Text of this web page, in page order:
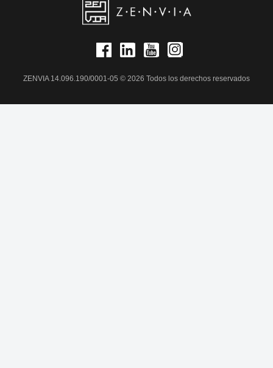
ZENVIA 14.096.190/0001-05 © 2026 Todos los derechos reservados